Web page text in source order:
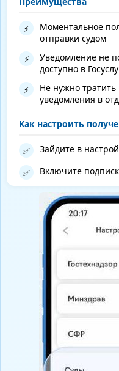
⚡
Моментальное
отправки судом
⚡
Уведомление не
доступно в
⚡
Не нужно
уведомления в
Как настроить
✅ Зайдите в
✅ Включите